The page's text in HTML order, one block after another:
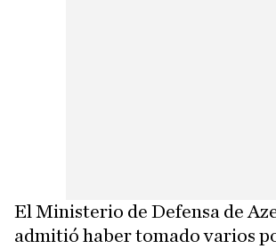
El Ministerio de Defensa de
admitió haber tomado varios